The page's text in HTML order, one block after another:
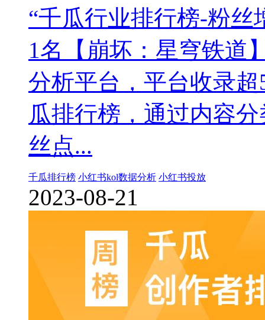
“千瓜行业排行榜-粉丝
1名【崩坏：星穹铁道
分析平台，平台收录
瓜排行榜，通过内容
丝点...
千瓜排行榜 小红书kol数据分析 小红书投放
2023-08-21